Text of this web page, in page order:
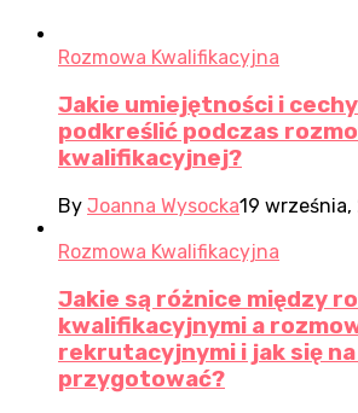
Rozmowa Kwalifikacyjna
Jakie umiejętności i
podkreślić podczas
kwalifikacyjnej?
By Joanna Wysocka19 września,
Rozmowa Kwalifikacyjna
Jakie są różnice między
kwalifikacyjnymi a
rekrutacyjnymi i jak się
przygotować?